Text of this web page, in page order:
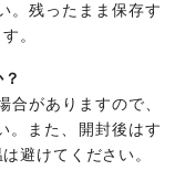
。残ったまま保存す
。
合がありますので、
。また、開封後はす
避けてください。